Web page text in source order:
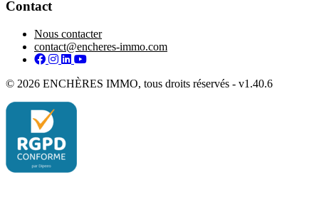
Contact
Nous contacter
contact@encheres-immo.com
Facebook
Instagram
LinkedIn
YouTube
© 2026 ENCHÈRES IMMO, tous droits réservés - v1.40.6